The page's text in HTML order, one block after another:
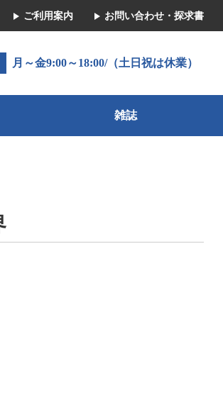
ご利用案内 お問い合わせ・探求書
月～金9:00～18:00/（土日祝は休業）
雑誌